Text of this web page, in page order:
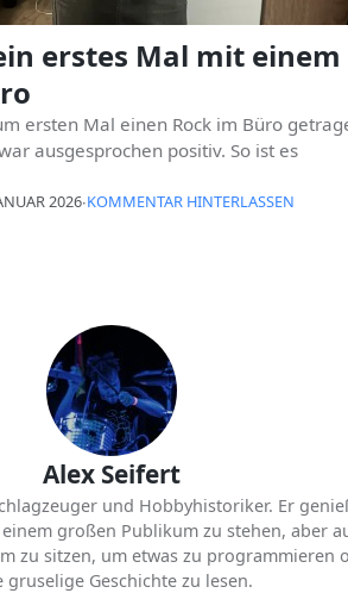
erstes Mal mit einem
ersten Mal einen Rock im Büro
ausgesprochen positiv. So ist es
2026∙KOMMENTAR HINTERLASSEN
Alex Seifert
und Hobbyhistoriker. Er
großen Publikum zu stehen, aber
zu sitzen, um etwas zu programmieren
gruselige Geschichte zu lesen.